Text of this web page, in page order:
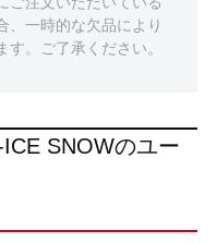
、一時的な欠品により
す。ご了承ください。
SNOWのユー